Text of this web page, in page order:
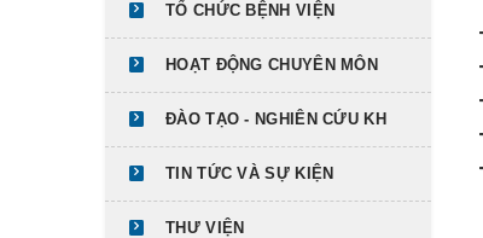
TỔ CHỨC BỆNH VIỆN
HOẠT ĐỘNG CHUYÊN MÔN
ĐÀO TẠO - NGHIÊN CỨU KH
TIN TỨC VÀ SỰ KIỆN
THƯ VIỆN